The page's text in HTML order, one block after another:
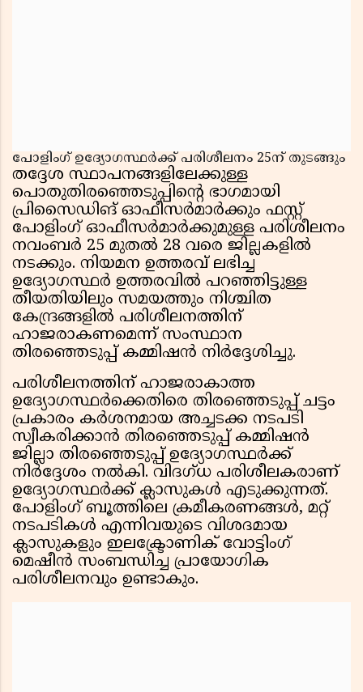
പോളിംഗ് ഉദ്യോഗസ്ഥർക്ക് പരിശീലനം 25ന് തുടങ്ങും
തദ്ദേശ സ്ഥാപനങ്ങളിലേക്കുള്ള
പൊതുതിരഞ്ഞെടുപ്പിന്റെ ഭാഗമായി
പ്രിസൈഡിങ് ഓഫീസർമാർക്കും ഫസ്റ്റ്
പോളിംഗ് ഓഫീസർമാർക്കുമുള്ള പരിശീലനം
നവംബർ 25 മുതൽ 28 വരെ ജില്ലകളിൽ
നടക്കും. നിയമന ഉത്തരവ് ലഭിച്ച
ഉദ്യോഗസ്ഥർ ഉത്തരവിൽ പറഞ്ഞിട്ടുള്ള
തീയതിയിലും സമയത്തും നിശ്ചിത
കേന്ദ്രങ്ങളിൽ പരിശീലനത്തിന്
ഹാജരാകണമെന്ന് സംസ്ഥാന
തിരഞ്ഞെടുപ്പ് കമ്മിഷൻ നിർദ്ദേശിച്ചു.
പരിശീലനത്തിന് ഹാജരാകാത്ത
ഉദ്യോഗസ്ഥർക്കെതിരെ തിരഞ്ഞെടുപ്പ് ചട്ടം
പ്രകാരം കർശനമായ അച്ചടക്ക നടപടി
സ്വീകരിക്കാൻ തിരഞ്ഞെടുപ്പ് കമ്മിഷൻ
ജില്ലാ തിരഞ്ഞെടുപ്പ് ഉദ്യോഗസ്ഥർക്ക്
നിർദ്ദേശം നൽകി. വിദഗ്ധ പരിശീലകരാണ്
ഉദ്യോഗസ്ഥർക്ക് ക്ലാസുകൾ എടുക്കുന്നത്.
പോളിംഗ് ബൂത്തിലെ ക്രമീകരണങ്ങൾ, മറ്റ്
നടപടികൾ എന്നിവയുടെ വിശദമായ
ക്ലാസുകളും ഇലക്ട്രോണിക് വോട്ടിംഗ്
മെഷീൻ സംബന്ധിച്ച പ്രായോഗിക
പരിശീലനവും ഉണ്ടാകും.